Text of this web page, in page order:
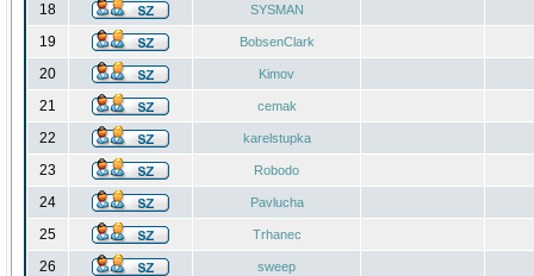
18 SYSMAN
19 BobsenClark
20 Kimov
21 cemak
22 karelstupka
23 Robodo
24 Pavlucha
25 Trhanec
26 sweep